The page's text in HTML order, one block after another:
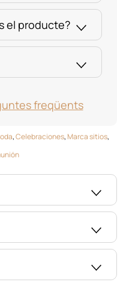
el producte?
freqüents
,Celebraciones,Marca sitios,